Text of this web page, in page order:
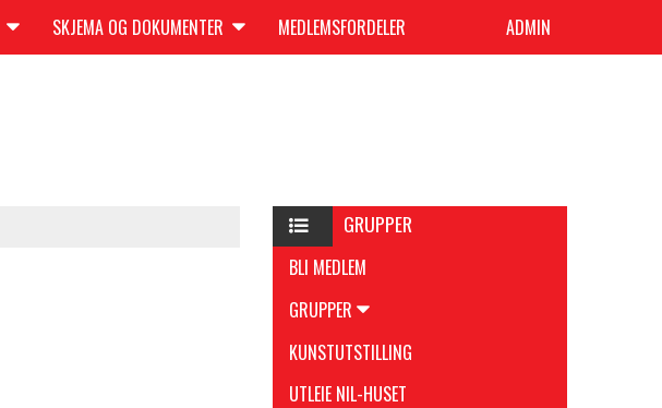
SKJEMA OG DOKUMENTER MEDLEMSFORDELER ADMIN
GRUPPER
BLI MEDLEM
GRUPPER
KUNSTUTSTILLING
UTLEIE NIL-HUSET